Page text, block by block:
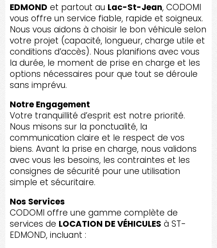
EDMOND et partout au Lac-St-Jean, CODOMI
vous offre un service fiable, rapide et soigneux.
Nous vous aidons à choisir le bon véhicule selon
votre projet (capacité, longueur, charge utile et
conditions d’accès). Nous planifions avec vous
la durée, le moment de prise en charge et les
options nécessaires pour que tout se déroule
sans imprévu.
Notre Engagement
Votre tranquillité d’esprit est notre priorité.
Nous misons sur la ponctualité, la
communication claire et le respect de vos
biens. Avant la prise en charge, nous validons
avec vous les besoins, les contraintes et les
consignes de sécurité pour une utilisation
simple et sécuritaire.
Nos Services
CODOMI offre une gamme complète de
services de LOCATION DE VÉHICULES à ST-
EDMOND, incluant :